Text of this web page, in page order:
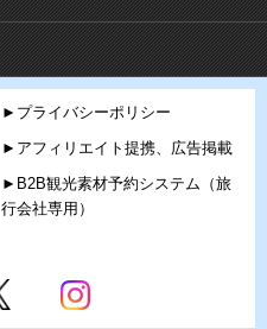
►プライバシーポリシー
►アフィリエイト提携、広告掲載
►B2B観光素材予約システム（旅
行会社専用）